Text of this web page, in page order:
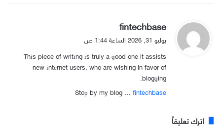
ي
و
ل
fintechbase
:
يوليو 31, 2026 الساعة 1:44 ص
Thіs piece of writіng іs truly a ɡood one it assists
new іntеrnet users, who are wishing in favor of
blogɡing.
Stoр by my blog … fintechbase
اترك تعليقاً